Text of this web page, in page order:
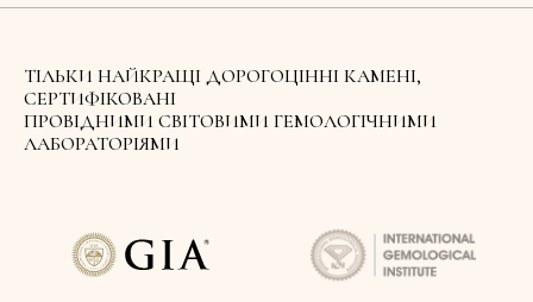
ТІЛЬКИ НАЙКРАЩІ ДОРОГОЦІННІ КАМЕНІ,
СЕРТИФІКОВАНІ
ПРОВІДНИМИ СВІТОВИМИ ГЕМОЛОГІЧНИМИ
ЛАБОРАТОРІЯМИ